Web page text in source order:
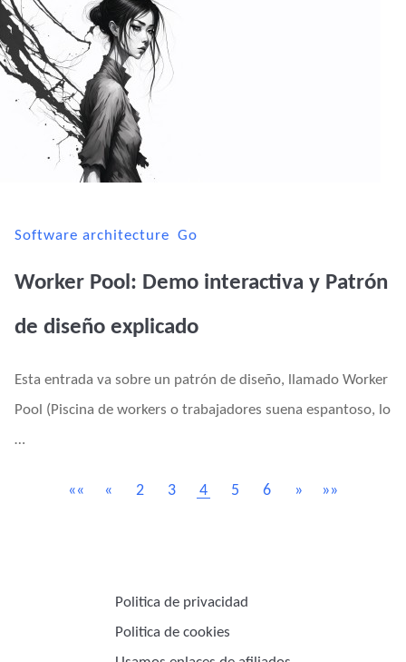
Software architecture Go
Worker Pool: Demo interactiva y Patrón
de diseño explicado
Esta entrada va sobre un patrón de diseño, llamado Worker
Pool (Piscina de workers o trabajadores suena espantoso, lo
…
«« « 2 3 4 5 6 » »»
Politica de privacidad
Politica de cookies